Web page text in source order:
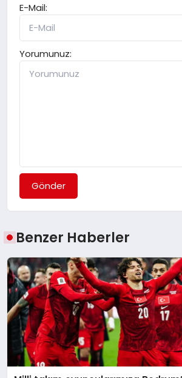
E-Mail:
Yorumunuz:
Gönder
Benzer Haberler